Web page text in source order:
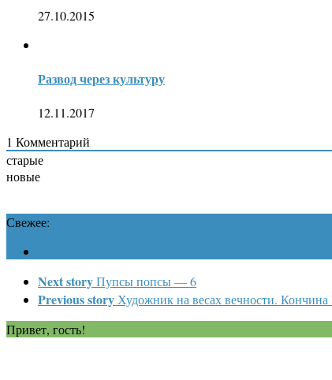
27.10.2015
Развод через культуру
12.11.2017
1 Комментарий
старые
новые
Свежее:
Next storyПупсы попсы — 6
Previous storyХудожник на весах вечности.
Привет, гость!